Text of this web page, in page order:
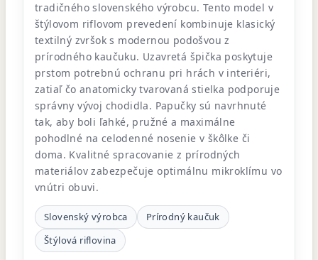
tradičného slovenského výrobcu. Tento model v
štýlovom riflovom prevedení kombinuje klasický
textilný zvršok s modernou podošvou z
prírodného kaučuku. Uzavretá špička poskytuje
prstom potrebnú ochranu pri hrách v interiéri,
zatiaľ čo anatomicky tvarovaná stielka podporuje
správny vývoj chodidla. Papučky sú navrhnuté
tak, aby boli ľahké, pružné a maximálne
pohodlné na celodenné nosenie v škôlke či
doma. Kvalitné spracovanie z prírodných
materiálov zabezpečuje optimálnu mikroklímu vo
vnútri obuvi.
Slovenský výrobca
Prírodný kaučuk
Štýlová riflovina